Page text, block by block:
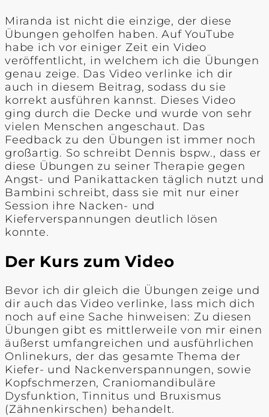
Miranda ist nicht die einzige, der diese
Übungen geholfen haben. Auf YouTube
habe ich vor einiger Zeit ein Video
veröffentlicht, in welchem ich die Übungen
genau zeige. Das Video verlinke ich dir
auch in diesem Beitrag, sodass du sie
korrekt ausführen kannst. Dieses Video
ging durch die Decke und wurde von sehr
vielen Menschen angeschaut. Das
Feedback zu den Übungen ist immer noch
großartig. So schreibt Dennis bspw., dass er
diese Übungen zu seiner Therapie gegen
Angst- und Panikattacken täglich nutzt und
Bambini schreibt, dass sie mit nur einer
Session ihre Nacken- und
Kieferverspannungen deutlich lösen
konnte.
Der Kurs zum Video
Bevor ich dir gleich die Übungen zeige und
dir auch das Video verlinke, lass mich dich
noch auf eine Sache hinweisen: Zu diesen
Übungen gibt es mittlerweile von mir einen
äußerst umfangreichen und ausführlichen
Onlinekurs, der das gesamte Thema der
Kiefer- und Nackenverspannungen, sowie
Kopfschmerzen, Craniomandibuläre
Dysfunktion, Tinnitus und Bruxismus
(Zähnenkirschen) behandelt.